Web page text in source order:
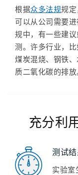
根据众多法规规
可以从公司需要
规中，有一些建
测。许多行业，比
煤炭混烧、钢铁
质二氧化碳的排放
充分利
测试
实验室